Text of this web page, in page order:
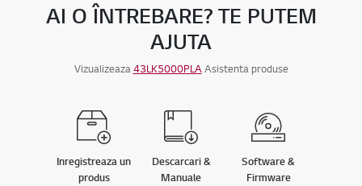
AI O ÎNTREBARE? TE PUTEM
AJUTA
Vizualizeaza43LK5000PLAAsistenta produse
Inregistreaza un
produs
Descarcari &
Manuale
Software &
Firmware